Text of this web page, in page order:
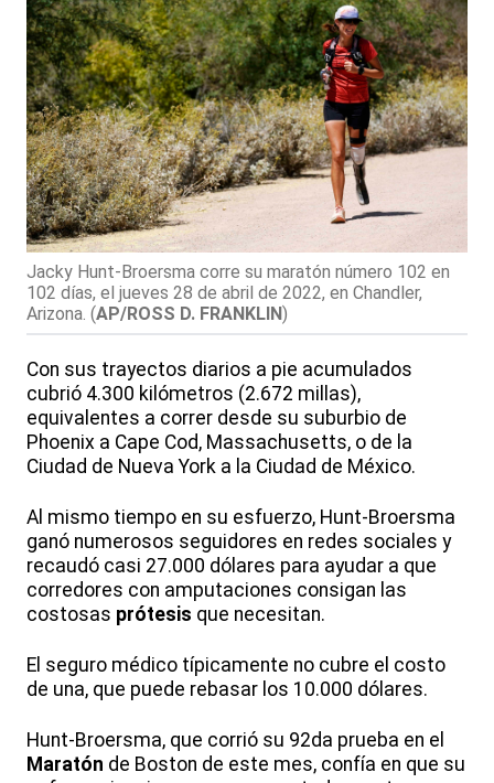
Jacky Hunt-Broersma corre su maratón número 102 en
102 días, el jueves 28 de abril de 2022, en Chandler,
Arizona. (AP/ROSS D. FRANKLIN)
Con sus trayectos diarios a pie acumulados
cubrió 4.300 kilómetros (2.672 millas),
equivalentes a correr desde su suburbio de
Phoenix a Cape Cod, Massachusetts, o de la
Ciudad de Nueva York a la Ciudad de México.
Al mismo tiempo en su esfuerzo, Hunt-Broersma
ganó numerosos seguidores en redes sociales y
recaudó casi 27.000 dólares para ayudar a que
corredores con amputaciones consigan las
costosas prótesis que necesitan.
El seguro médico típicamente no cubre el costo
de una, que puede rebasar los 10.000 dólares.
Hunt-Broersma, que corrió su 92da prueba en el
Maratón de Boston de este mes, confía en que su